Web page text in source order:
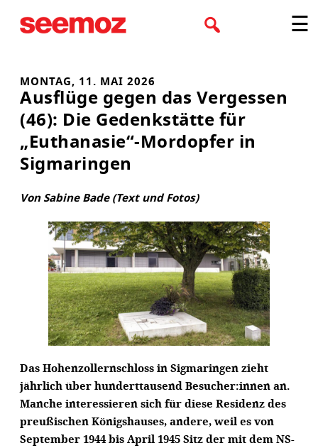
Inhalt
☰
MONTAG, 11. MAI 2026
Ausflüge gegen das Vergessen
(46): Die Gedenkstätte für
„Euthanasie“-Mordopfer in
Sigmaringen
Von Sabine Bade (Text und Fotos)
Das Hohenzollernschloss in Sigmaringen zieht
jährlich über hunderttausend Besucher:innen an.
Manche interessieren sich für diese Residenz des
preußischen Königshauses, andere, weil es von
September 1944 bis April 1945 Sitz der mit dem NS-